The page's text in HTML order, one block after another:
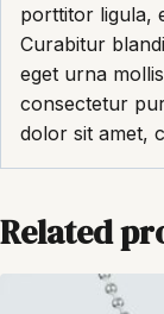
porttitor ligula,
Curabitur
eget urna
consectetur
dolor sit amet,
Related